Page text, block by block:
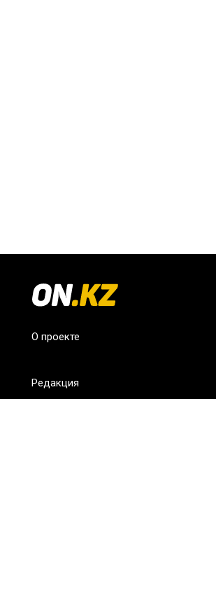
О проекте
Редакция